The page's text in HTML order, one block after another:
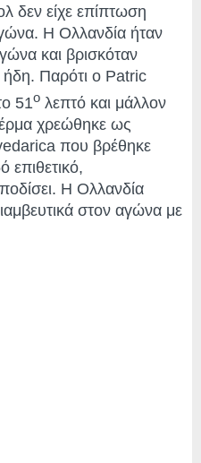
δεν είχε επίπτωση
Η Ολλανδία ήταν
και βρισκόταν
Παρότι ο Patric
51ο λεπτό και μάλλον
χρεώθηκε ως
που βρέθηκε
Η Ολλανδία
στον αγώνα με